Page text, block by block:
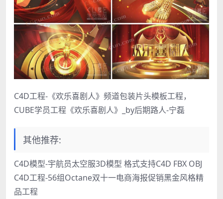
C4D工程-《欢乐喜剧人》频道包装片头模板工程，
CUBE学员工程《欢乐喜剧人》_by后期路人-宁磊
其他推荐:
C4D模型-宇航员太空服3D模型 格式支持C4D FBX OBJ
C4D工程-56组Octane双十一电商海报促销黑金风格精
品工程